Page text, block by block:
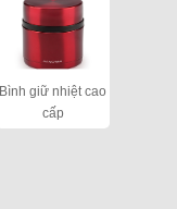
Bình giữ nhiệt cao
cấp